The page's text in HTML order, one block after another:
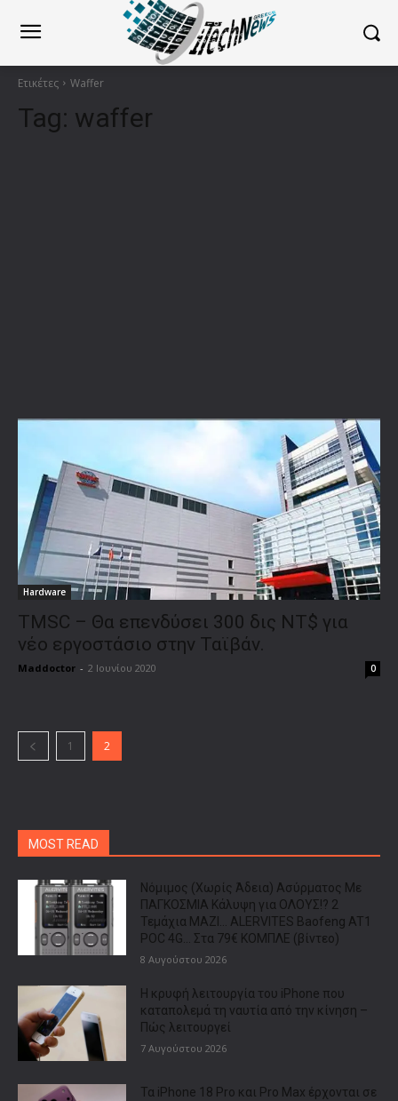
Ετικέτες Waffer
Tag: waffer
Hardware
TMSC – Θα επενδύσει 300 δις NT$ για
νέο εργοστάσιο στην Ταϊβάν.
Maddoctor - 2 Ιουνίου 2020 0
1 2
MOST READ
Νόμιμος (Χωρίς Άδεια) Ασύρματος Με
ΠΑΓΚΟΣΜΙΑ Κάλυψη για ΟΛΟΥΣ!? 2
Τεμάχια ΜΑΖΙ… ALERVITES Baofeng AT1
POC 4G… Στα 79€ ΚΟΜΠΛΕ (βίντεο)
8 Αυγούστου 2026
Η κρυφή λειτουργία του iPhone που
καταπολεμά τη ναυτία από την κίνηση –
Πώς λειτουργεί
7 Αυγούστου 2026
Τα iPhone 18 Pro και Pro Max έρχονται σε